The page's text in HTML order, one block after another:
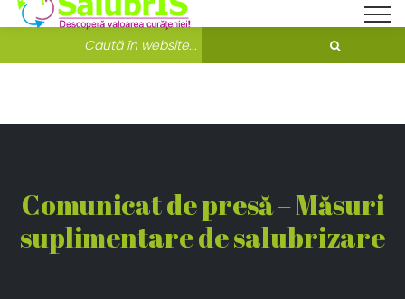
Bine ati venit pe Salubris.ro! Unde ne găsești?
Comunicat de presă – Măsuri
suplimentare de salubrizare